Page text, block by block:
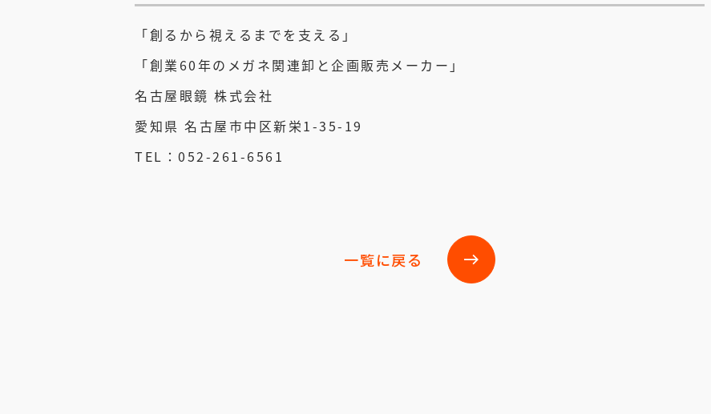
「創るから視えるまでを支える」
「創業60年のメガネ関連卸と企画販売メーカー」
名古屋眼鏡 株式会社
愛知県 名古屋市中区新栄1-35-19
TEL：052-261-6561
一覧に戻る east